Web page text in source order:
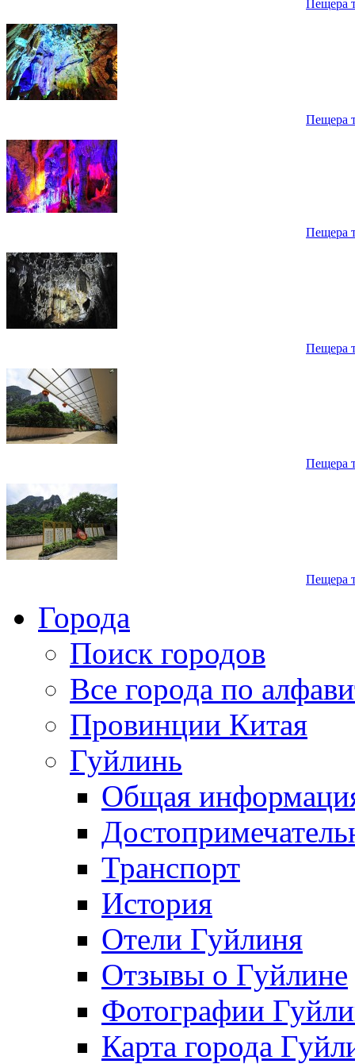
Пещера
Пещера
Пещера
Пещера
Пещера
Пещера
Города
Поиск городов
Все города по
Провинции Китая
Гуйлинь
Общая
Транспорт
История
Отели Гуйлиня
Отзывы о Гуйлине
Фотографии
Карта города